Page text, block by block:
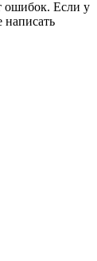
ошибок. Если у
написать